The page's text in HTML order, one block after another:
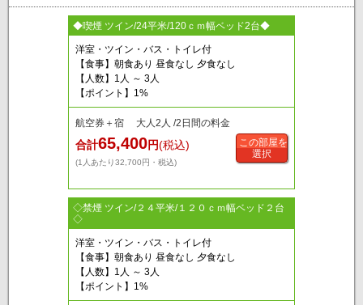
◆喫煙 ツイン/24平米/120ｃｍ幅ベッド2台◆
洋室・ツイン・バス・トイレ付
【食事】朝食あり 昼食なし 夕食なし
【人数】1人 ～ 3人
【ポイント】1%
航空券＋宿 大人2人 /2日間の料金
合計65,400円(税込)
(1人あたり32,700円・税込)
この部屋を
選択
◇禁煙 ツイン/２４平米/１２０ｃｍ幅ベッド２台
◇
洋室・ツイン・バス・トイレ付
【食事】朝食あり 昼食なし 夕食なし
【人数】1人 ～ 3人
【ポイント】1%